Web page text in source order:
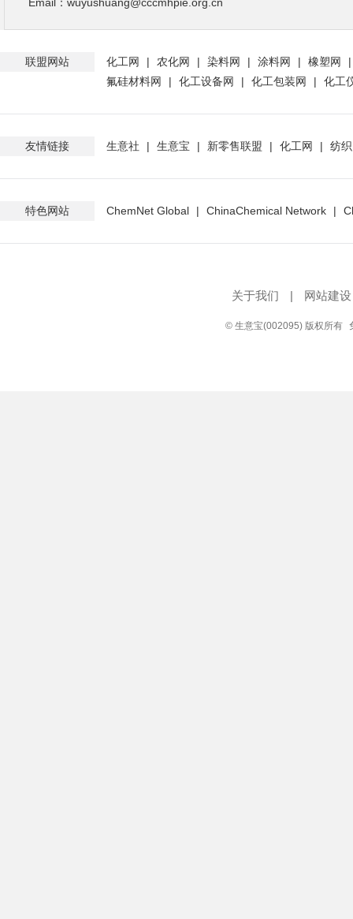
联盟网站 化工网 | 农化网 | 染料网 | 涂料网 | 橡塑网
氟硅材料网
| 化工设备网 | 化工包装网 | 化工
友情链接 生意社 | 生意宝 | 新零售联盟 | 化工网 | 纺
特色网站 ChemNet Global | ChinaChemical Network |
关于我们 | 网站建设
© 生意宝(002095) 版权所有